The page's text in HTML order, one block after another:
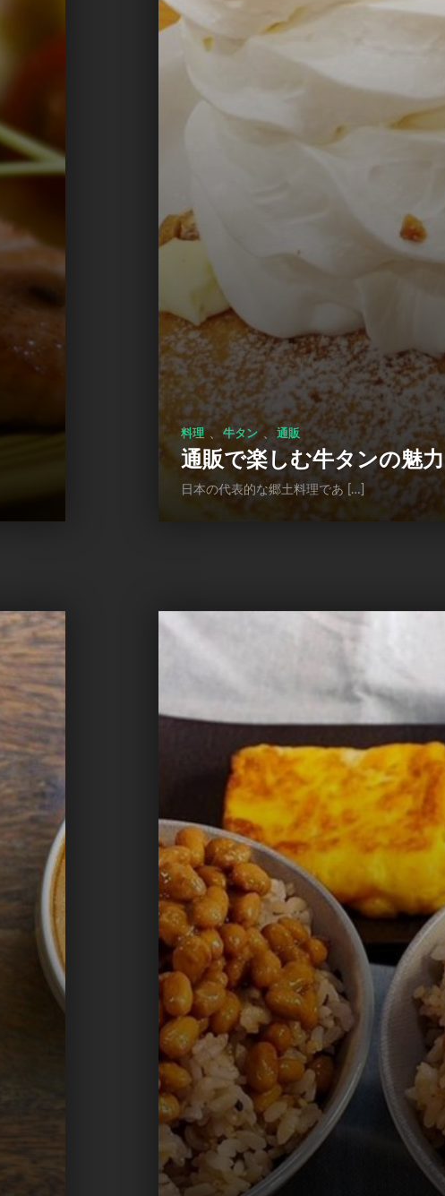
料理 、牛タン 、通販
通販で楽しむ牛タンの魅力
日本の代表的な郷土料理であ […]